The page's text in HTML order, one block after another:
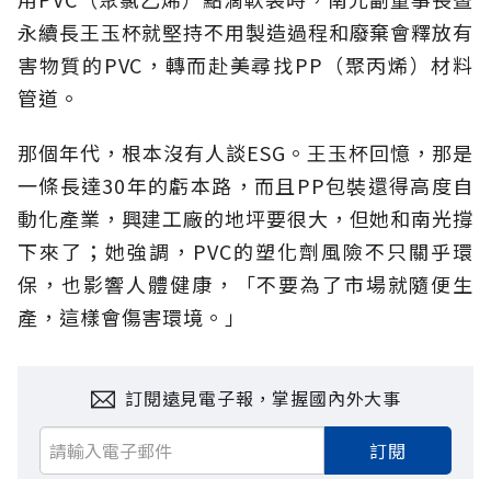
永續長王玉杯就堅持不用製造過程和廢棄會釋放有
害物質的PVC，轉而赴美尋找PP（聚丙烯）材料
管道。
那個年代，根本沒有人談ESG。王玉杯回憶，那是
一條長達30年的虧本路，而且PP包裝還得高度自
動化產業，興建工廠的地坪要很大，但她和南光撐
下來了；她強調，PVC的塑化劑風險不只關乎環
保，也影響人體健康，「不要為了市場就隨便生
產，這樣會傷害環境。」
訂閱遠見電子報，掌握國內外大事
訂閱